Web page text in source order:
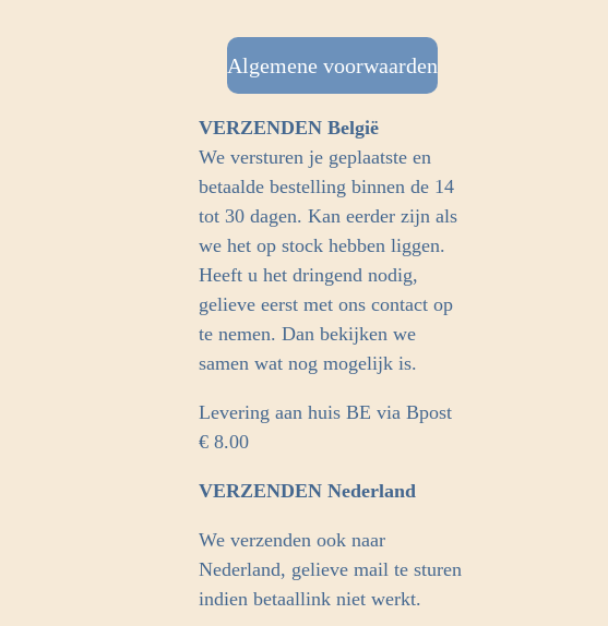
e
b
o
o
t
a
g
r
m
Algemene voorwaarden
VERZENDEN België
We versturen je geplaatste en
betaalde bestelling binnen de 14
tot 30 dagen. Kan eerder zijn als
we het op stock hebben liggen.
Heeft u het dringend nodig,
gelieve eerst met ons contact op
te nemen. Dan bekijken we
samen wat nog mogelijk is.
Levering aan huis BE via Bpost
€ 8.00
VERZENDEN Nederland
We verzenden ook naar
Nederland, gelieve mail te sturen
indien betaallink niet werkt.